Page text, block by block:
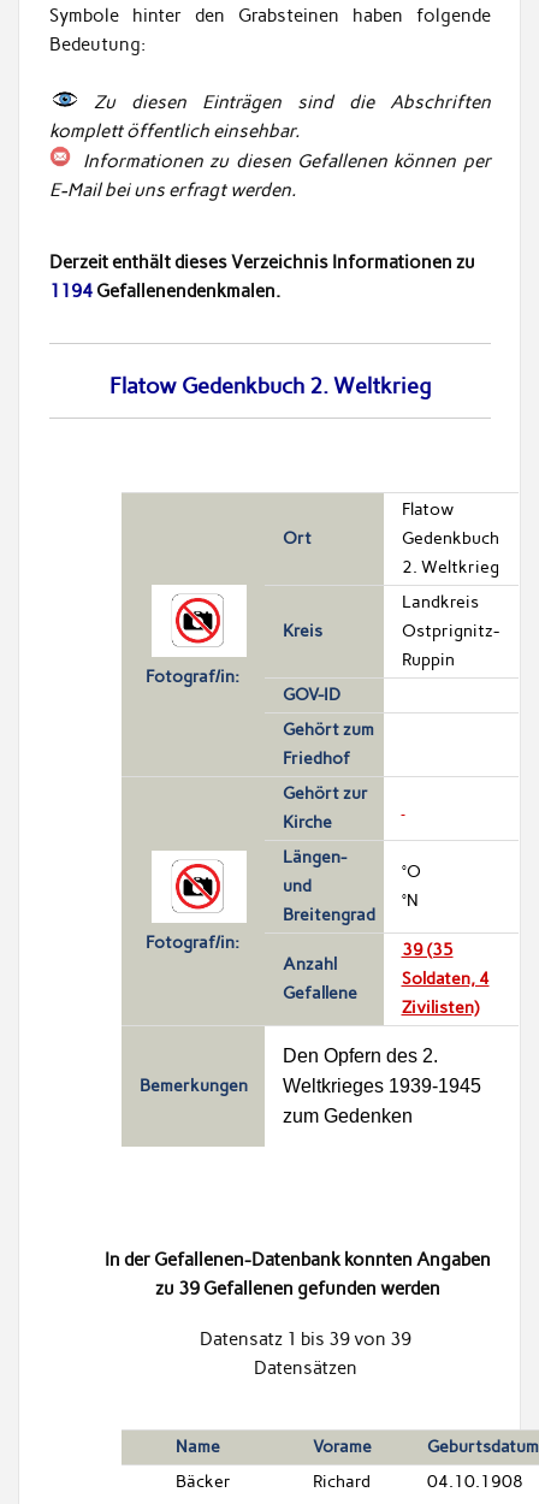
Symbole hinter den Grabsteinen haben folgende
Bedeutung:
Zu diesen Einträgen sind die Abschriften
komplett öffentlich einsehbar.
Informationen zu diesen Gefallenen können per
E-Mail bei uns erfragt werden.
Derzeit enthält dieses Verzeichnis Informationen zu
1194Gefallenendenkmalen.
Flatow Gedenkbuch 2. Weltkrieg
Fotograf/in:
Ort
Flatow
Gedenkbuch
2. Weltkrieg
Kreis
Landkreis
Ostprignitz-
Ruppin
GOV-ID
Gehört zum
Friedhof
Fotograf/in:
Gehört zur
Kirche
Längen-
und
Breitengrad
°O
°N
Anzahl
Gefallene
39 (35
Soldaten, 4
Zivilisten)
Bemerkungen
Den Opfern des 2.
Weltkrieges 1939-1945
zum Gedenken
In der Gefallenen-Datenbank konnten Angaben
zu 39 Gefallenen gefunden werden
Datensatz 1 bis 39 von 39
Datensätzen
Name Vorame
Geburtsdatum
Bäcker
Richard 04.10.1908